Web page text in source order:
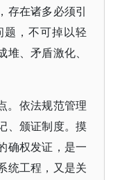
存在诸多必须引
，不可掉以轻
、矛盾激化、
。依法规范管理
、颁证制度。摸
确权发证，是一
统工程，又是关